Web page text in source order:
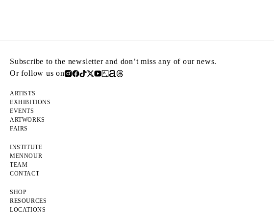
Subscribe to the newsletter and don’t miss any of our news.
Or follow us on
ARTISTS
EXHIBITIONS
EVENTS
ARTWORKS
FAIRS
INSTITUTE
MENNOUR
TEAM
CONTACT
SHOP
RESOURCES
LOCATIONS